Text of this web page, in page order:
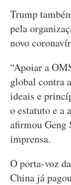
Trump
pela
novo
“Apoiar a
global contra
ideais e
o estatuto e a
afirmou Geng
imprensa.
O porta-voz
China já